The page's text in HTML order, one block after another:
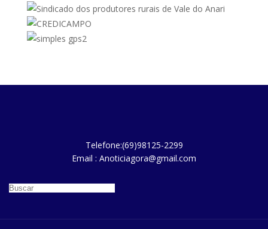
Telefone:(69)98125-2299
Email : Anoticiagora@gmail.com